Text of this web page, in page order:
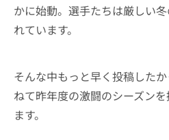
かに始動。選手たちは厳しい
れています。
そんな中もっと早く投稿した
ねて昨年度の激闘のシーズン
ます。